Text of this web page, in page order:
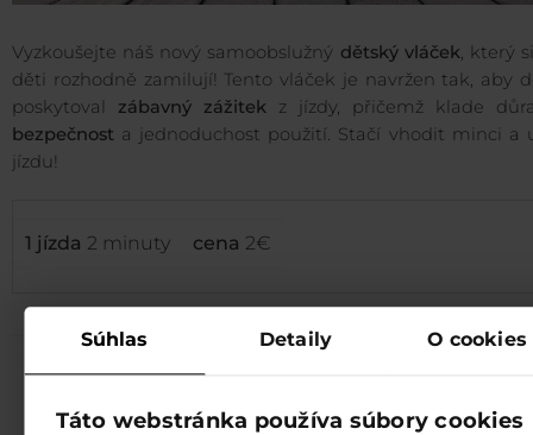
Súhlas Detaily O cookies
Táto webstránka používa súbory cookies
Vyzkoušejte náš nový samoobslužný dětský vláček, který
děti rozhodně zamilují! Tento vláček je navržen tak, aby
poskytoval zábavný zážitek z jízdy, přičemž klade
bezpečnost a jednoduchost použití. Stačí vhodit minci a
jízdu!
1 jízda 2 minuty cena 2€
Nejvýhodnější lístky na
lanovku